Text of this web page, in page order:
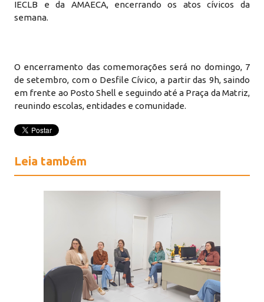
IECLB e da AMAECA, encerrando os atos cívicos da
semana.
O encerramento das comemorações será no domingo, 7
de setembro, com o Desfile Cívico, a partir das 9h, saindo
em frente ao Posto Shell e seguindo até a Praça da Matriz,
reunindo escolas, entidades e comunidade.
Leia também